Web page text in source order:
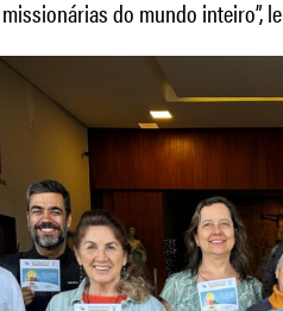
do mundo inteiro”,